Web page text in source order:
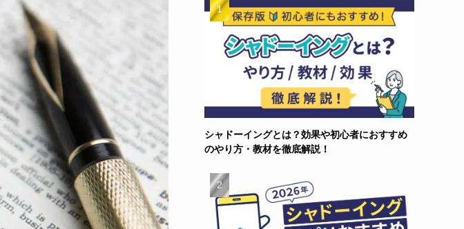
シャドーイングとは？効果や初心者におすすめ
のやり方・教材を徹底解説！